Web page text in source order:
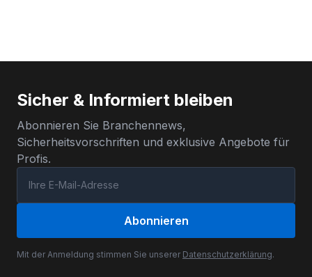
Sicher & Informiert bleiben
Abonnieren Sie Branchennews,
Sicherheitsvorschriften und exklusive Angebote für
Profis.
Abonnieren
Mit der Anmeldung stimmen Sie unserer Datenschutzerklärung.